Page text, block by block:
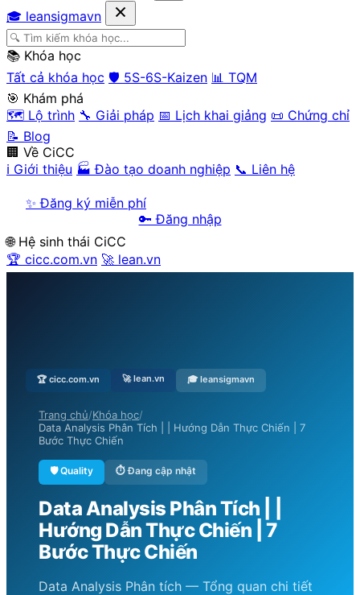
🎓 leansigmavn
📚 Khóa học
Tất cả khóa học 🛡️ 5S-6S-Kaizen 📊 TQM
🎯 Khám phá
🗺️ Lộ trình 🔧 Giải pháp 📅 Lịch khai giảng 📜 Chứng chỉ
📝 Blog
🏢 Về CiCC
ℹ️ Giới thiệu 🏭 Đào tạo doanh nghiệp 📞 Liên hệ
✨ Đăng ký miễn phí
🔑 Đăng nhập
🌐 Hệ sinh thái CiCC
🏆 cicc.com.vn 🚀 lean.vn
🏆 cicc.com.vn 🚀 lean.vn 🎓 leansigmavn
Trang chủ/Khóa học/
Data Analysis Phân Tích | | Hướng Dẫn Thực Chiến | 7
Bước Thực Chiến
🛡️ Quality ⏱ Đang cập nhật
Data Analysis Phân Tích | |
Hướng Dẫn Thực Chiến | 7
Bước Thực Chiến
Data Analysis Phân tích — Tổng quan chi tiết